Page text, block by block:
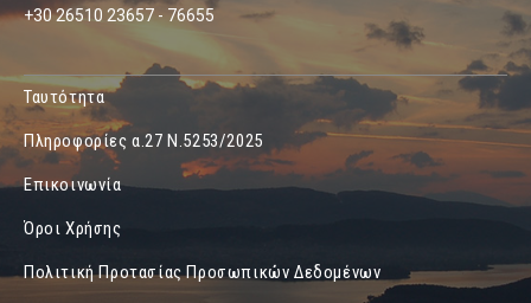
+30 26510 23657 - 76655
Ταυτότητα
Πληροφορίες α.27 Ν.5253/2025
Επικοινωνία
Όροι Χρήσης
Πολιτική Προτασίας Προσωπικών Δεδομένων